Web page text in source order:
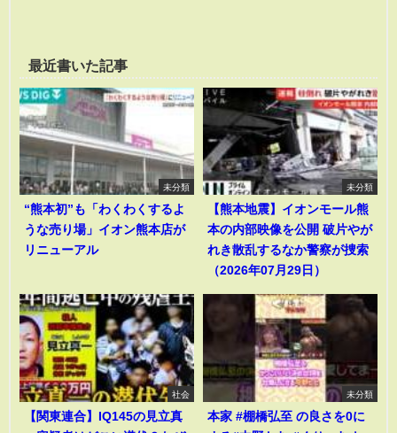
最近書いた記事
未分類
“熊本初”も「わくわくするよ
うな売り場」イオン熊本店が
リニューアル
未分類
【熊本地震】イオンモール熊
本の内部映像を公開 破片やが
れき散乱するなか警察が捜索
（2026年07月29日）
社会
【関東連合】IQ145の見立真
未分類
本家 #棚橋弘至 の良さを0に